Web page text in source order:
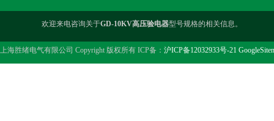
欢迎来电咨询关于GD-10KV高压验电器型号规格的相关信息。
上海胜绪电气有限公司 Copyright 版权所有 ICP备： 沪ICP备12032933号-21